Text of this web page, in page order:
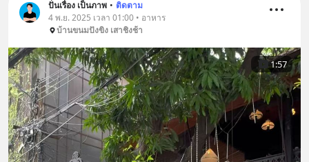
ปั่นเรื่อง เป็นภาพ • ติดตาม
4 พ.ย. 2025 เวลา 01:00 • อาหาร
บ้านขนมปังขิง เสาชิงช้า
1:57